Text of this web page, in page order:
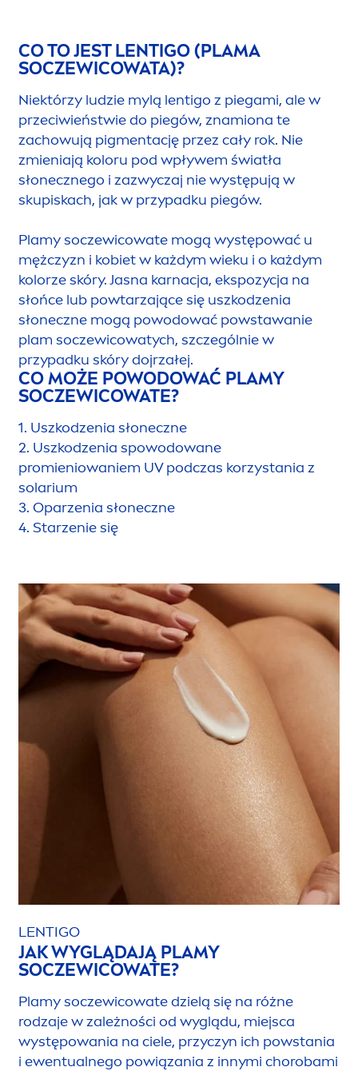
CO TO JEST LENTIGO (PLAMA
SOCZEWICOWATA)?
Niektórzy ludzie mylą lentigo z piegami, ale w
przeciwieństwie do piegów, znamiona te
zachowują pigmentację przez cały rok. Nie
zmieniają koloru pod wpływem światła
słonecznego i zazwyczaj nie występują w
skupiskach, jak w przypadku piegów.
Plamy soczewicowate mogą występować u
mężczyzn i kobiet w każdym wieku i o każdym
kolorze skóry. Jasna karnacja, ekspozycja na
słońce lub powtarzające się uszkodzenia
słoneczne mogą powodować powstawanie
plam soczewicowatych, szczególnie w
przypadku skóry dojrzałej.
CO MOŻE POWODOWAĆ PLAMY
SOCZEWICOWATE?
1. Uszkodzenia słoneczne
2. Uszkodzenia spowodowane
promieniowaniem UV podczas korzystania z
solarium
3. Oparzenia słoneczne
4. Starzenie się
LENTIGO
JAK WYGLĄDAJĄ PLAMY
SOCZEWICOWATE?
Plamy soczewicowate dzielą się na różne
rodzaje w zależności od wyglądu, miejsca
występowania na ciele, przyczyn ich powstania
i ewentualnego powiązania z innymi chorobami